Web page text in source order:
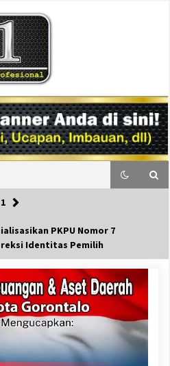
DM1
PKPU Nomor 7
Identitas Pemilih